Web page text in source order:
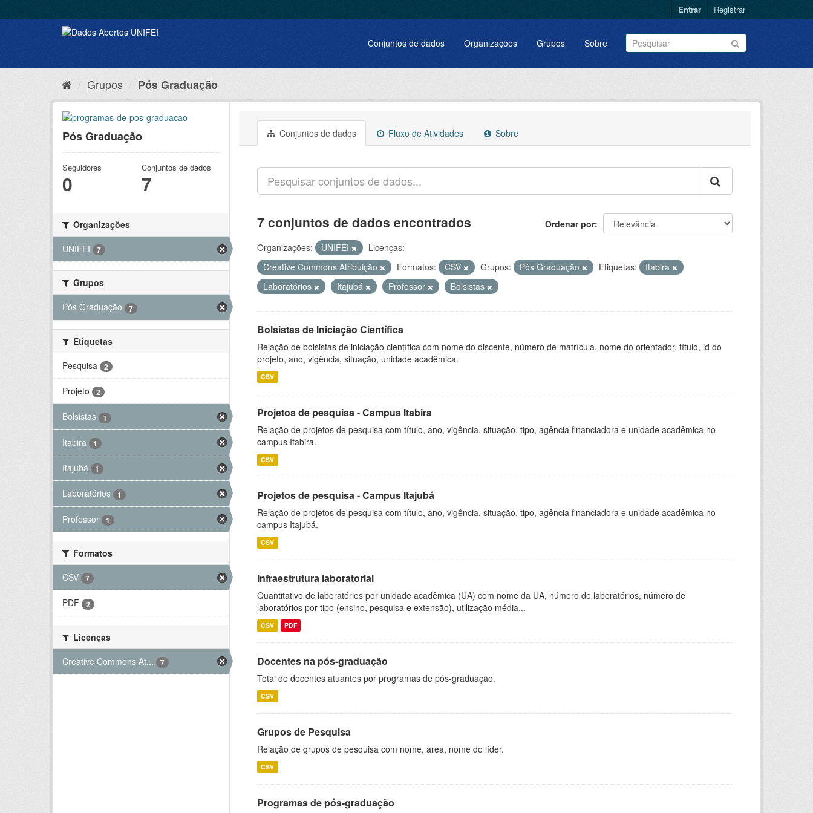
Entrar Registrar
Conjuntos de dados Organizações Grupos Sobre
Grupos Pós Graduação
Pós Graduação
Seguidores
0
Conjuntos de dados
7
Organizações
UNIFEI
7
Grupos
Pós Graduação
7
Etiquetas
Pesquisa
2
Projeto 2
Bolsistas 1
Itabira 1
Itajubá 1
Laboratórios 1
Professor 1
Formatos
CSV
7
PDF 2
Licenças
Creative Commons At...
7
Conjuntos de dados Fluxo de Atividades Sobre
Ordenar por
7 conjuntos de dados encontrados
Organizações: UNIFEI
Licenças:
Creative Commons Atribuição
Formatos: CSV Grupos: Pós Graduação Etiquetas:
Itabira
Laboratórios
Itajubá Professor Bolsistas
Bolsistas de Iniciação Científica
Relação de bolsistas de iniciação científica com nome do discente, número de matrícula, nome do orientador, título, id do
projeto, ano, vigência, situação, unidade acadêmica.
CSV
Projetos de pesquisa - Campus Itabira
Relação de projetos de pesquisa com título, ano, vigência, situação, tipo, agência financiadora e unidade acadêmica no
campus Itabira.
CSV
Projetos de pesquisa - Campus Itajubá
Relação de projetos de pesquisa com título, ano, vigência, situação, tipo, agência financiadora e unidade acadêmica no
campus Itajubá.
CSV
Infraestrutura laboratorial
Quantitativo de laboratórios por unidade acadêmica (UA) com nome da UA, número de laboratórios, número de
laboratórios por tipo (ensino, pesquisa e extensão), utilização média...
CSV PDF
Docentes na pós-graduação
Total de docentes atuantes por programas de pós-graduação.
CSV
Grupos de Pesquisa
Relação de grupos de pesquisa com nome, área, nome do líder.
CSV
Programas de pós-graduação